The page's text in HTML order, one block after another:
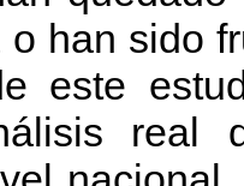
o han sido
este
real